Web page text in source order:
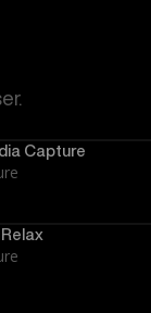
Capture
Relax